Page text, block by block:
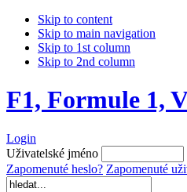
Skip to content
Skip to main navigation
Skip to 1st column
Skip to 2nd column
F1, Formule 1,
Login
Uživatelské jméno
Zapomenuté heslo? Zapomenuté